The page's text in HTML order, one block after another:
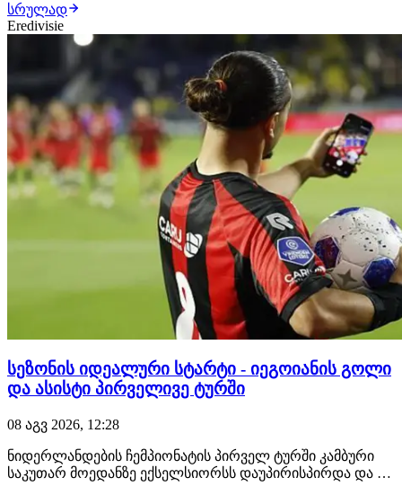
ბრაზილიელმა ნახევარმცველმა არსენალთან
კონტრაქტი 2030 წლამდე გააფორმა, მხარეებს შორის კი
£75 მილიონიანი გარიგება შედგა.
სრულად
Eredivisie
სეზონის იდეალური სტარტი - იეგოიანის გოლი
და ასისტი პირველივე ტურში
08 აგვ 2026, 12:28
ნიდერლანდების ჩემპიონატის პირველ ტურში კამბური
საკუთარ მოედანზე ექსელსიორსს დაუპირისპირდა და 0:4